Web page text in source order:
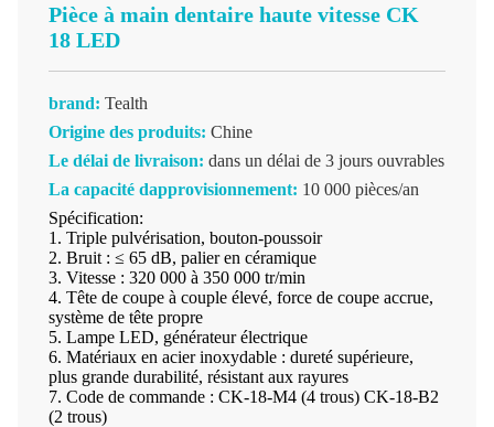
Pièce à main dentaire haute vitesse CK
18 LED
brand: Tealth
Origine des produits: Chine
Le délai de livraison: dans un délai de 3 jours ouvrables
La capacité dapprovisionnement: 10 000 pièces/an
Spécification:
1. Triple pulvérisation, bouton-poussoir
2. Bruit : ≤ 65 dB, palier en céramique
3. Vitesse : 320 000 à 350 000 tr/min
4. Tête de coupe à couple élevé, force de coupe accrue,
système de tête propre
5. Lampe LED, générateur électrique
6. Matériaux en acier inoxydable : dureté supérieure,
plus grande durabilité, résistant aux rayures
7. Code de commande : CK-18-M4 (4 trous) CK-18-B2
(2 trous)